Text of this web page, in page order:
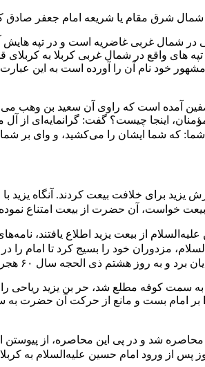
شرق مقام یا شریعه امام جعفر صادق
در شمال غربی غاضریه است و در تپه
تپه های واقع در شمال غربی کربلا به
خود نام آن را آورده است به این
صفین آمده است که راوی آن سعيد بن وهب
اينجا چيست؟ گفت: گرانمايه‌‏اى از آل
كه شما ايشان را مى‌‏كشيد، و واى بر
یزید برای خلافت بیعت کردند. آنگاه یزید
خواست، آن حضرت از بیعت امتناع
از بیعت یزید اطلاع یافتند،
مزدوران خود را بسیج کرد تا امام
برد و به روز هشتم ذی الحجه سال ۶۰ هجری از مکه به همراه خانواده و نزدیکان و یاران خود به سمت کوفه حرکت نمود.
به سمت کوفه مطلع شد، حر بن یزید ریاحی
بر امام بست و مانع از حرکت آن حضرت به
شد و در پى اين محاصره، از
پس از ورود امام حسین علیه‌السلام به